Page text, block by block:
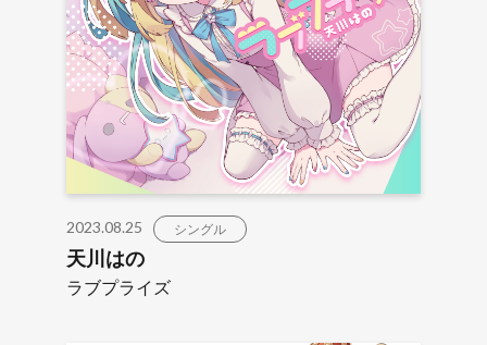
2023.08.25 シングル
天川はの
ラブプライズ